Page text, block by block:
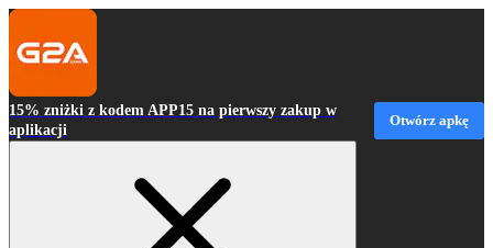
15% zniżki z kodem APP15 na pierwszy zakup w
aplikacji
Otwórz apkę